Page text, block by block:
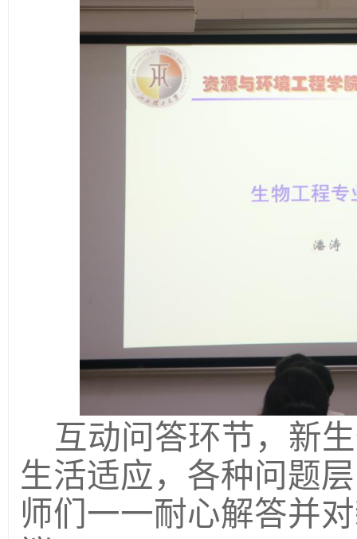
互动问答环节，新
生活适应，各种问题
师们一一耐心解答并